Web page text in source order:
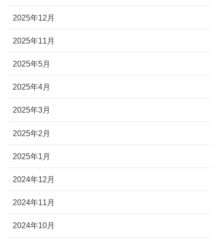
2025年12月
2025年11月
2025年5月
2025年4月
2025年3月
2025年2月
2025年1月
2024年12月
2024年11月
2024年10月